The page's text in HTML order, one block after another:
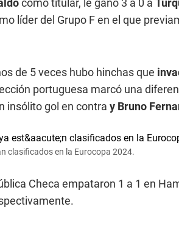
como titular, le ganó 3 a 0 a
líder del Grupo F en el que
de 5 veces hubo hinchas que
portuguesa marcó una
insólito gol en contra y Bruno
clasificados en la Eurocopa 2024.
Checa empataron 1 a 1 en